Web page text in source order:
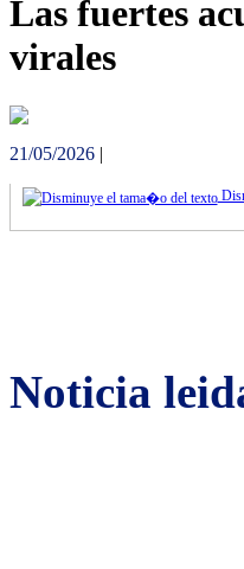
Las fuertes
virales
21/05/2026 |
Noticia